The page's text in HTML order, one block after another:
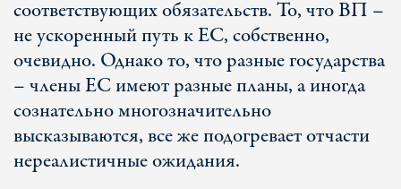
соответствующих обязательств. То, что ВП –
не ускоренный путь к ЕС, собственно,
очевидно. Однако то, что разные государства
– члены ЕС имеют разные планы, а иногда
сознательно многозначительно
высказываются, все же подогревает отчасти
нереалистичные ожидания.